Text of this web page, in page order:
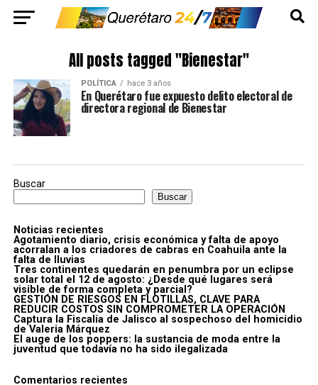
All posts tagged "Bienestar"
POLÍTICA hace 3 años
En Querétaro fue expuesto delito electoral de
directora regional de Bienestar
Buscar
Buscar
Noticias recientes
Agotamiento diario, crisis económica y falta de apoyo
acorralan a los criadores de cabras en Coahuila ante la
falta de lluvias
Tres continentes quedarán en penumbra por un eclipse
solar total el 12 de agosto: ¿Desde qué lugares será
visible de forma completa y parcial?
GESTIÓN DE RIESGOS EN FLOTILLAS, CLAVE PARA
REDUCIR COSTOS SIN COMPROMETER LA OPERACIÓN
Captura la Fiscalía de Jalisco al sospechoso del homicidio
de Valeria Márquez
El auge de los poppers: la sustancia de moda entre la
juventud que todavía no ha sido ilegalizada
Comentarios recientes